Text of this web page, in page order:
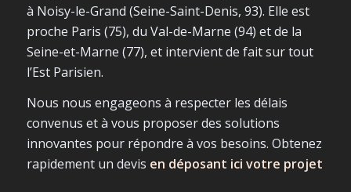
à Noisy-le-Grand (Seine-Saint-Denis, 93). Elle est
proche Paris (75), du Val-de-Marne (94) et de la
Seine-et-Marne (77), et intervient de fait sur tout
l’Est Parisien.
Nous nous engageons à respecter les délais
convenus et à vous proposer des solutions
innovantes pour répondre à vos besoins. Obtenez
rapidement un devis en déposant ici votre projet